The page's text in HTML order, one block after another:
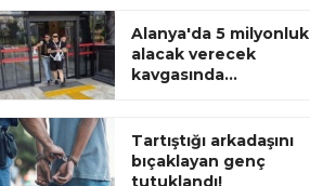
Alanya'da 5 milyonluk
alacak verecek
kavgasında...
Tartıştığı arkadaşını
bıçaklayan genç
tutuklandı!